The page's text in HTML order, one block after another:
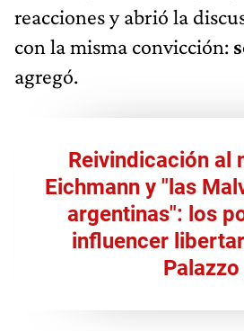
reacciones y abrió la
con la misma convicción:
agregó.
Reivindicación al
Eichmann y "las
argentinas": los
influencer
Palazzo